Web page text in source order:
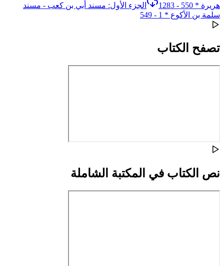
هريرة * 550 - 1283
الجزء الأول: مسند أبي بن كعب - مسند
سلمة بن الأكوع * 1 - 549
تصفح الكتاب
نص الكتاب في المكتبة الشاملة